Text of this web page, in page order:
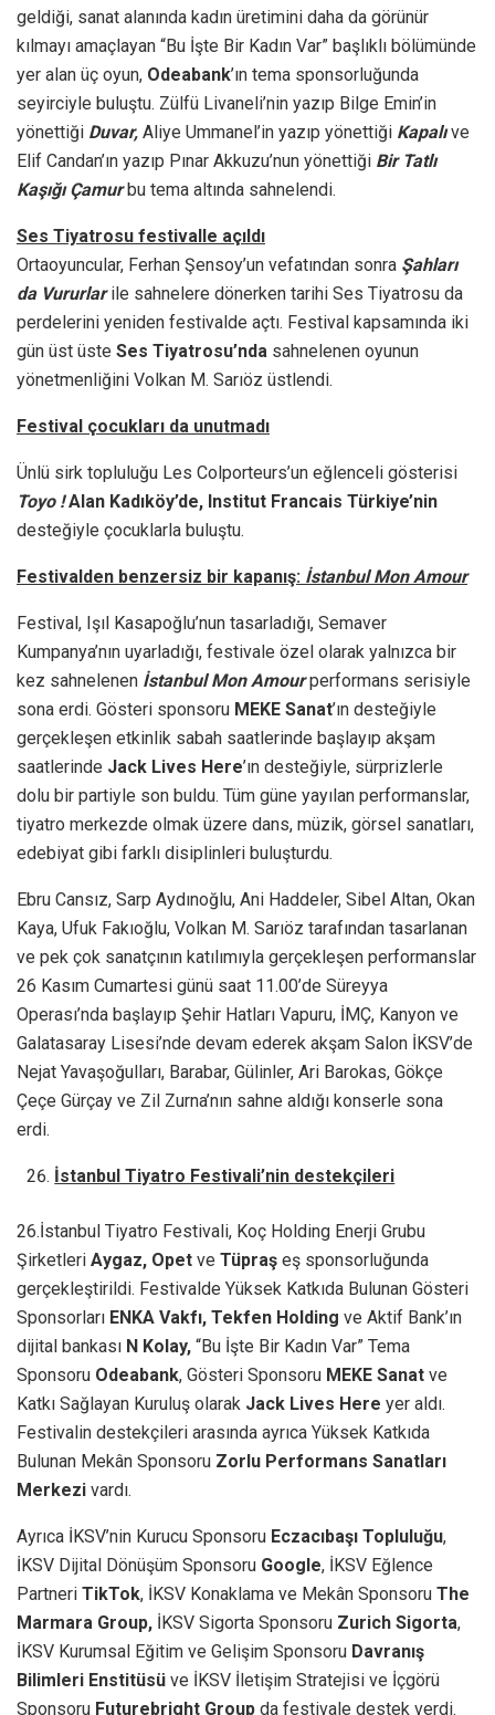
geldiği, sanat alanında kadın üretimini daha da görünür
kılmayı amaçlayan “Bu İşte Bir Kadın Var” başlıklı bölümünde
yer alan üç oyun, Odeabank’ın tema sponsorluğunda
seyirciyle buluştu. Zülfü Livaneli’nin yazıp Bilge Emin’in
yönettiği Duvar, Aliye Ummanel’in yazıp yönettiği Kapalıve
Elif Candan’ın yazıp Pınar Akkuzu’nun yönettiği Bir Tatlı
Kaşığı Çamurbu tema altında sahnelendi.
Ses Tiyatrosu festivalle açıldı
Ortaoyuncular, Ferhan Şensoy’un vefatından sonra Şahları
da Vururlarile sahnelere dönerken tarihi Ses Tiyatrosu da
perdelerini yeniden festivalde açtı. Festival kapsamında iki
gün üst üste Ses Tiyatrosu’nda sahnelenen oyunun
yönetmenliğini Volkan M. Sarıöz üstlendi.
Festival çocukları da unutmadı
Ünlü sirk topluluğu Les Colporteurs’un eğlenceli gösterisi
Toyo !Alan Kadıköy’de, Institut Francais Türkiye’nin
desteğiyle çocuklarla buluştu.
Festivalden benzersiz bir kapanış: İstanbul Mon Amour
Festival, Işıl Kasapoğlu’nun tasarladığı, Semaver
Kumpanya’nın uyarladığı, festivale özel olarak yalnızca bir
kez sahnelenen İstanbul Mon Amourperformans serisiyle
sona erdi. Gösteri sponsoru MEKE Sanat’ın desteğiyle
gerçekleşen etkinlik sabah saatlerinde başlayıp akşam
saatlerinde Jack Lives Here’ın desteğiyle, sürprizlerle
dolu bir partiyle son buldu. Tüm güne yayılan performanslar,
tiyatro merkezde olmak üzere dans, müzik, görsel sanatları,
edebiyat gibi farklı disiplinleri buluşturdu.
Ebru Cansız, Sarp Aydınoğlu, Ani Haddeler, Sibel Altan, Okan
Kaya, Ufuk Fakıoğlu, Volkan M. Sarıöz tarafından tasarlanan
ve pek çok sanatçının katılımıyla gerçekleşen performanslar
26 Kasım Cumartesi günü saat 11.00’de Süreyya
Operası’nda başlayıp Şehir Hatları Vapuru, İMÇ, Kanyon ve
Galatasaray Lisesi’nde devam ederek akşam Salon İKSV’de
Nejat Yavaşoğulları, Barabar, Gülinler, Ari Barokas, Gökçe
Çeçe Gürçay ve Zil Zurna’nın sahne aldığı konserle sona
erdi.
İstanbul Tiyatro Festivali’nin destekçileri
26.İstanbul Tiyatro Festivali, Koç Holding Enerji Grubu
Şirketleri Aygaz, Opet ve Tüpraş eş sponsorluğunda
gerçekleştirildi. Festivalde Yüksek Katkıda Bulunan Gösteri
Sponsorları ENKA Vakfı, Tekfen Holding ve Aktif Bank’ın
dijital bankası N Kolay, “Bu İşte Bir Kadın Var” Tema
Sponsoru Odeabank, Gösteri Sponsoru MEKE Sanat ve
Katkı Sağlayan Kuruluş olarak Jack Lives Here yer aldı.
Festivalin destekçileri arasında ayrıca Yüksek Katkıda
Bulunan Mekân Sponsoru Zorlu Performans Sanatları
Merkezi vardı.
Ayrıca İKSV’nin Kurucu Sponsoru Eczacıbaşı Topluluğu,
İKSV Dijital Dönüşüm Sponsoru Google, İKSV Eğlence
Partneri TikTok, İKSV Konaklama ve Mekân Sponsoru The
Marmara Group, İKSV Sigorta Sponsoru Zurich Sigorta,
İKSV Kurumsal Eğitim ve Gelişim Sponsoru Davranış
Bilimleri Enstitüsü ve İKSV İletişim Stratejisi ve İçgörü
Sponsoru Futurebright Group da festivale destek verdi.